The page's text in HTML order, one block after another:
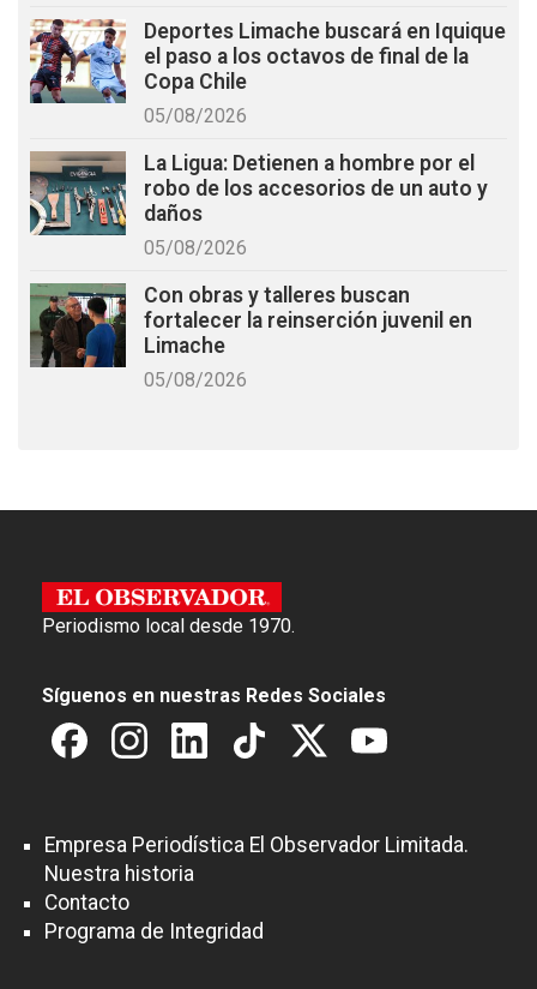
Deportes Limache buscará en Iquique
el paso a los octavos de final de la
Copa Chile
05/08/2026
La Ligua: Detienen a hombre por el
robo de los accesorios de un auto y
daños
05/08/2026
Con obras y talleres buscan
fortalecer la reinserción juvenil en
Limache
05/08/2026
Periodismo local desde 1970.
Síguenos en nuestras Redes Sociales
Empresa Periodística El Observador Limitada.
Nuestra historia
Contacto
Programa de Integridad